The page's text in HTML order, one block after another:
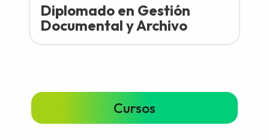
Diplomado en Gestión
Documental y Archivo
Cursos